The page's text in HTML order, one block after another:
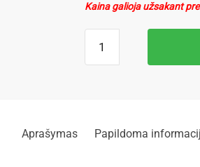
Kaina galioja užsakant
Aprašymas Papildoma